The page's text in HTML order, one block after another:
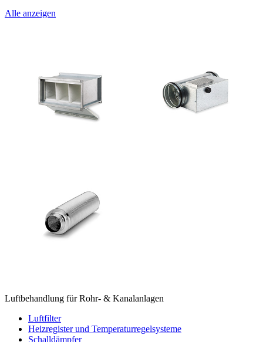
Alle anzeigen
Luftbehandlung für Rohr- & Kanalanlagen
Luftfilter
Heizregister und Temperaturregelsysteme
Schalldämpfer